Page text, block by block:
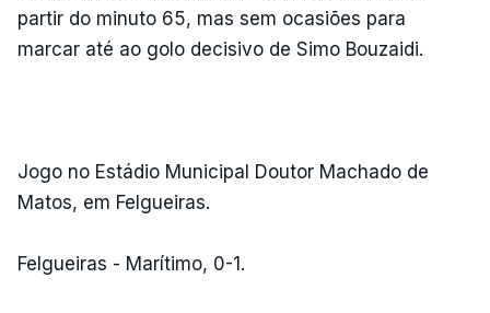
partir do minuto 65, mas sem ocasiões para
marcar até ao golo decisivo de Simo Bouzaidi.
Jogo no Estádio Municipal Doutor Machado de
Matos, em Felgueiras.
Felgueiras - Marítimo, 0-1.